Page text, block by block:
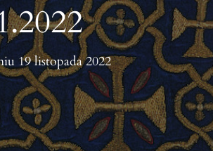
19 listopada 2022